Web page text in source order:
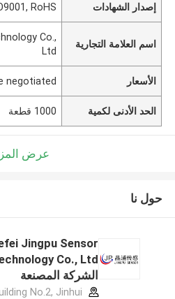
إصدار الشهادات RoHS
اسم العلامة التجارية
Co.,
Ltd
الأسعار negotiated
الحد الأدنى لكمية 1000 قطعة
عرض
حول نا
Jingpu Sensor
الشركة المصنعة
No.2, Jinhui